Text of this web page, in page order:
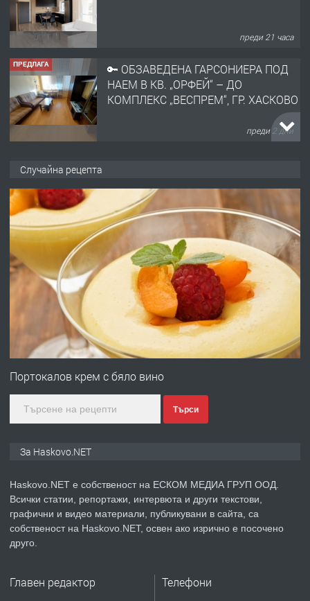
преди 21 часа
ПРЕДЛАГА
🔑 ОБЗАВЕДЕНА ГАРСОНИЕРА ПОД
НАЕМ В КВ. „ОРФЕЙ“ – ДО
КОМПЛЕКС „ВЕСПРЕМ“, ГР. ХАСКОВО
преди 2 дни
АПАРТАМЕНТ В ЦЕНТЪРА НА ГР.
ХАСКОВО
преди 3 дни
Давам гараж под наем
преди 3 дни
ПРЕДЛАГА
№4120 Магазин/Офис под наем в кв.
градската градина!
преди 4 дни
ПРЕДЛАГА
Продавам парцел в гр. Хасково кв.
Случайна рецепта
Портокалов крем с бяло вино
Търси
За Haskovo.NET
Haskovo.NET е собственост на ЕСКОМ МЕДИА ГРУП ООД.
Всички статии, репортажи, интервюта и други текстови,
графични и видео материали, публикувани в сайта, са
собственост на Haskovo.NET, освен ако изрично е посочено
друго.
Главен редактор Телефони